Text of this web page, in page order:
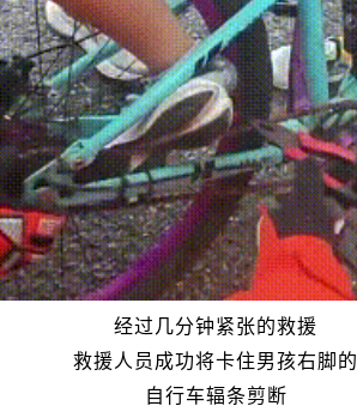
经过几分钟紧张的救援
救援人员成功将卡住男孩右脚的
自行车辐条剪断